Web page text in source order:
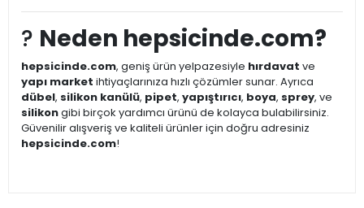
? Neden hepsicinde.com?
hepsicinde.com, geniş ürün yelpazesiyle hırdavat ve
yapı market ihtiyaçlarınıza hızlı çözümler sunar. Ayrıca
dübel, silikon kanülü, pipet, yapıştırıcı, boya, sprey, ve
silikongibi birçok yardımcı ürünü de kolayca bulabilirsiniz.
Güvenilir alışveriş ve kaliteli ürünler için doğru adresiniz
hepsicinde.com!